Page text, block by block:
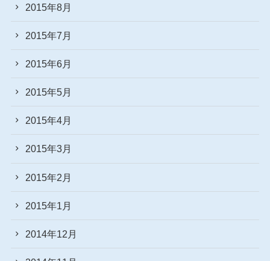
2015年8月
2015年7月
2015年6月
2015年5月
2015年4月
2015年3月
2015年2月
2015年1月
2014年12月